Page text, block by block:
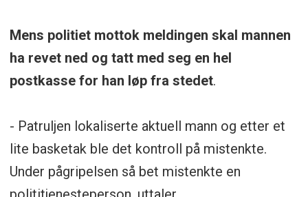
Mens politiet mottok meldingen skal mannen
ha revet ned og tatt med seg en hel
postkasse for han løp fra stedet.
- Patruljen lokaliserte aktuell mann og etter et
lite basketak ble det kontroll på mistenkte.
Under pågripelsen så bet mistenkte en